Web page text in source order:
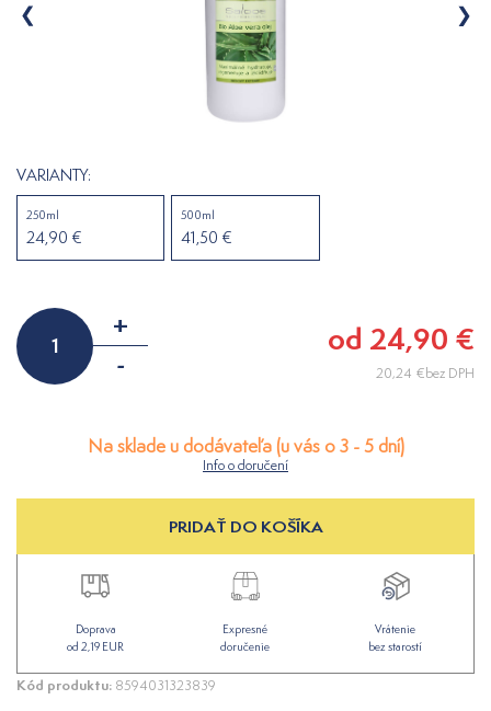
VARIANTY:
250ml
24,90 €
500ml
41,50 €
+
-
od 24,90 €
20,24 €bez DPH
Na sklade u dodávateľa (u vás o 3 - 5 dní)
Info o doručení
PRIDAŤ DO KOŠÍKA
Doprava
od 2,19 EUR
Expresné
doručenie
Vrátenie
bez starostí
Kód produktu: 8594031323839